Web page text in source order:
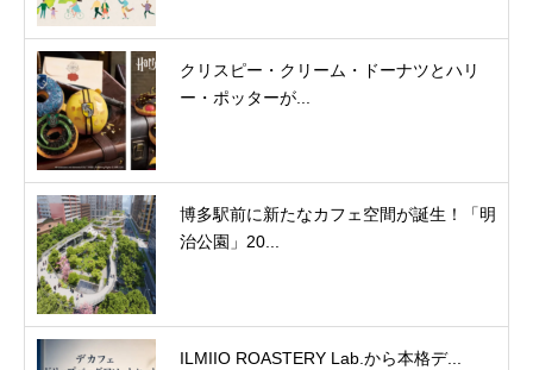
クリスピー・クリーム・ドーナツとハリ
ー・ポッターが...
博多駅前に新たなカフェ空間が誕生！「明
治公園」20...
ILMIIO ROASTERY Lab.から本格デ...